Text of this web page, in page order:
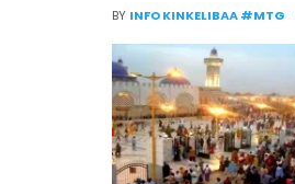
BY INFO KINKELIBAA #MTG